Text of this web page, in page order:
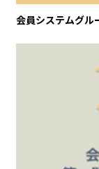
会員システムグル